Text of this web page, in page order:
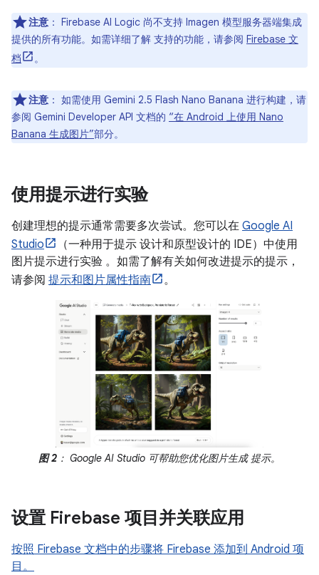
注意 ：
Firebase AI Logic 尚不支持 Imagen 模型服务器端集成
提供的所有功能。如需详细了解 支持的功能，请参阅 Firebase 文
档
。
注意 ： 如需使用 Gemini 2.5 Flash Nano Banana 进行构建，请
参阅 Gemini Developer API 文档的 “在 Android 上使用 Nano
Banana 生成图片”部分。
使用提示进行实验
创建理想的提示通常需要多次尝试。您可以在 Google AI
Studio
（一种用于提示 设计和原型设计的 IDE）中使用
图片提示进行实验 。如需了解有关如何改进提示的提示，
请参阅 提示和图片属性指南 。
图 2 ： Google AI Studio 可帮助您优化图片生成 提示。
设置 Firebase 项目并关联应用
按照 Firebase 文档中的步骤将 Firebase 添加到 Android 项
目。